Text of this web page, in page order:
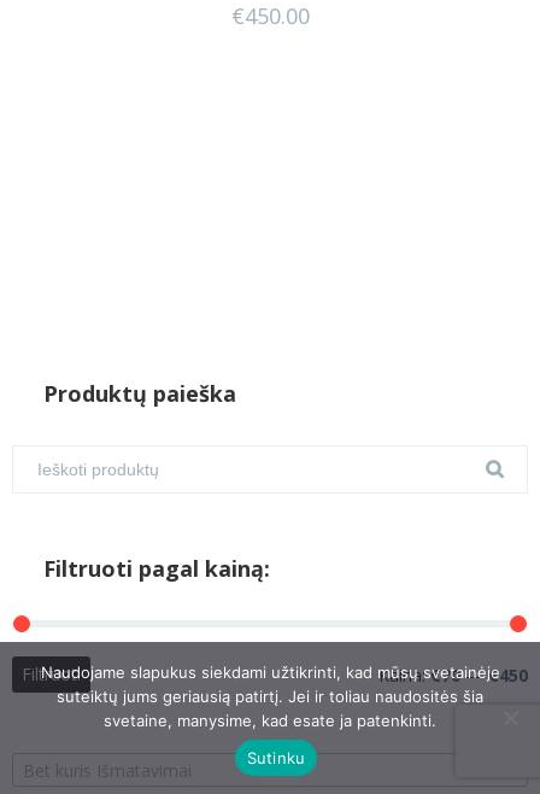
€450.00
Produktų paieška
Filtruoti pagal kainą:
Filtruoti Kaina:€70—€450
Bet kuris Išmatavimai
Naudojame slapukus siekdami užtikrinti, kad mūsų svetainėje
suteiktų jums geriausią patirtį. Jei ir toliau naudositės šia
svetaine, manysime, kad esate ja patenkinti.
Sutinku